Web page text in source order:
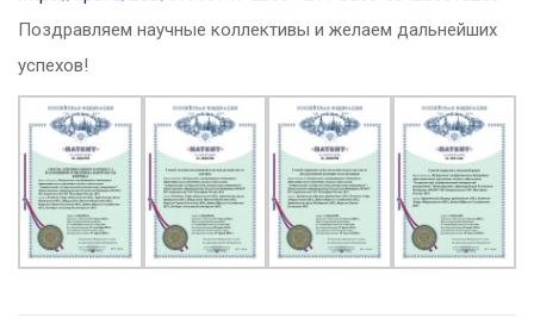
Поздравляем научные коллективы и желаем дальнейших
успехов!